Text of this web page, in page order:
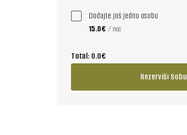
Dodajte još jednu osobu
15.0€ / noć
Total: 0.0€
Rezerviši Sobu